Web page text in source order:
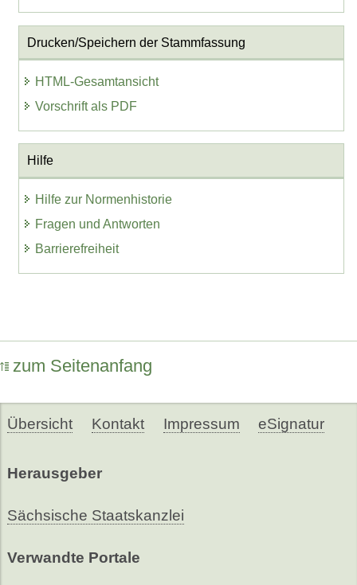
Drucken/Speichern der Stammfassung
HTML-Gesamtansicht
Vorschrift als PDF
Hilfe
Hilfe zur Normenhistorie
Fragen und Antworten
Barrierefreiheit
zum Seitenanfang
Übersicht Kontakt Impressum eSignatur
Herausgeber
Sächsische Staatskanzlei
Verwandte Portale